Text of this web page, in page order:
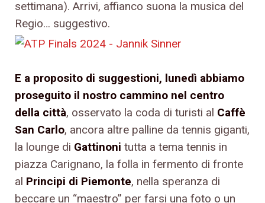
settimana). Arrivi, affianco suona la musica del
Regio… suggestivo.
E a proposito di suggestioni, lunedì abbiamo
proseguito il nostro cammino nel centro
della città, osservato la coda di turisti al Caffè
San Carlo, ancora altre palline da tennis giganti,
la lounge di Gattinoni tutta a tema tennis in
piazza Carignano, la folla in fermento di fronte
al Principi di Piemonte, nella speranza di
beccare un “maestro” per farsi una foto o un